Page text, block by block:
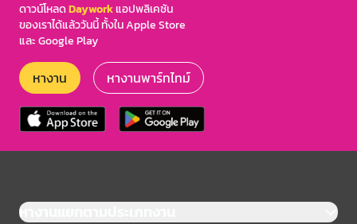
ดาวน์โหลดDayworkแอปพลิเคชัน
ของเราได้แล้ววันนี้ ทั้งใน Apple Store
และ Google Play
หางาน หางานพาร์ทไทม์
หางานแยกตามประเภทงาน